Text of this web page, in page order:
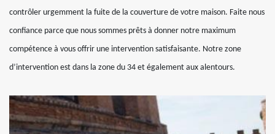
contrôler urgemment la fuite de la couverture de votre maison. Faite nous
confiance parce que nous sommes prêts à donner notre maximum
compétence à vous offrir une intervention satisfaisante. Notre zone
d’intervention est dans la zone du 34 et également aux alentours.